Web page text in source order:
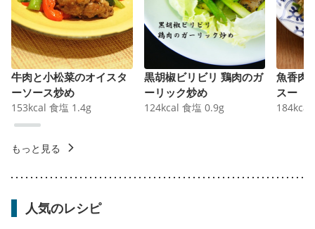
牛肉と小松菜のオイスタ
ーソース炒め
153kcal 食塩 1.4g
黒胡椒ビリビリ 鶏肉のガ
ーリック炒め
124kcal 食塩 0.9g
魚香肉
スー
184kcal
もっと見る
人気のレシピ